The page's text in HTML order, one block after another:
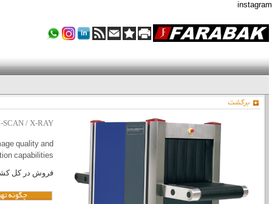
instagram
برگشت
SCAN / X-RAY
quality and
capabilities.
فروش در کل
چگونه